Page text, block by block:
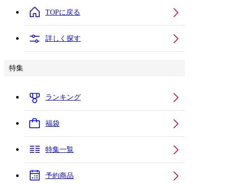
TOPに戻る
詳しく探す
特集
ランキング
福袋
特集一覧
予約商品